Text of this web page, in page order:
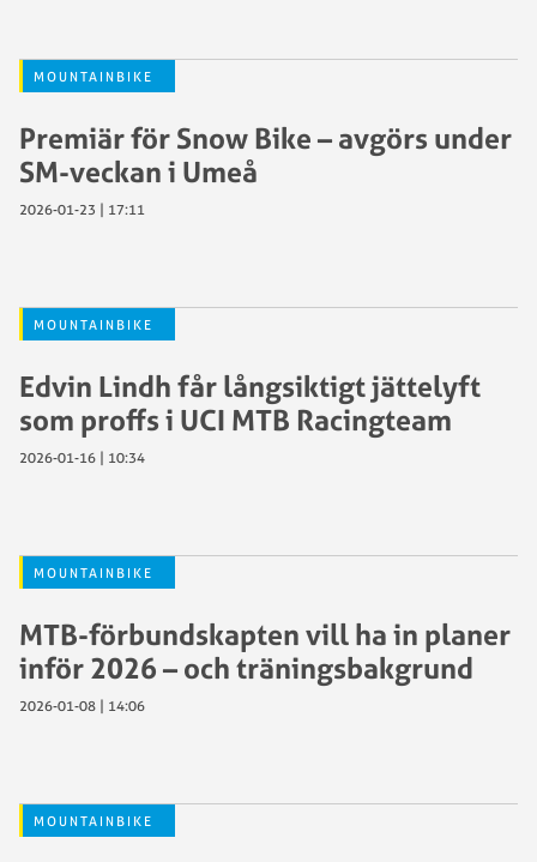
MOUNTAINBIKE
Premiär för Snow Bike – avgörs under
SM-veckan i Umeå
2026-01-23 | 17:11
MOUNTAINBIKE
Edvin Lindh får långsiktigt jättelyft
som proffs i UCI MTB Racingteam
2026-01-16 | 10:34
MOUNTAINBIKE
MTB-förbundskapten vill ha in planer
inför 2026 – och träningsbakgrund
2026-01-08 | 14:06
MOUNTAINBIKE